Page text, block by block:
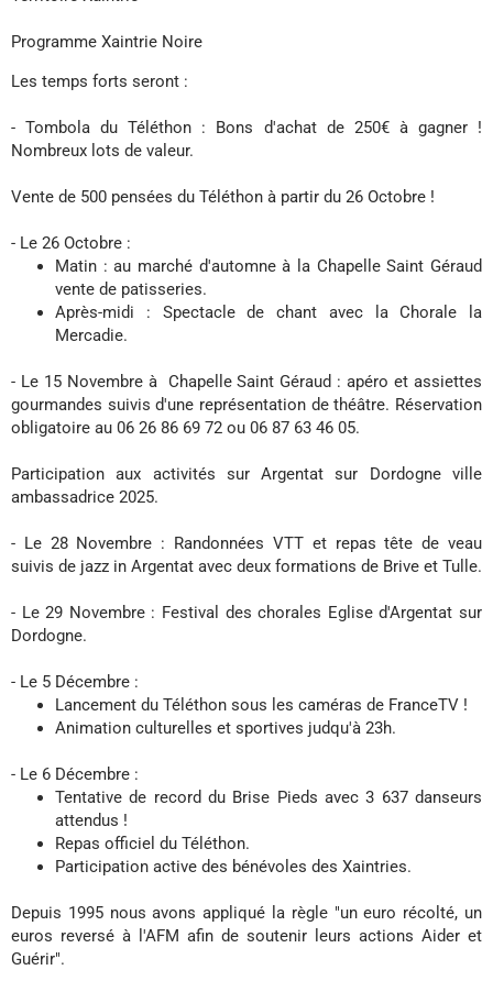
Programme Xaintrie Noire
Les temps forts seront :
- Tombola du Téléthon : Bons d'achat de 250€ à gagner !
Nombreux lots de valeur.
Vente de 500 pensées du Téléthon à partir du 26 Octobre !
- Le 26 Octobre :
Matin : au marché d'automne à la Chapelle Saint Géraud
vente de patisseries.
Après-midi : Spectacle de chant avec la Chorale la
Mercadie.
- Le 15 Novembre à Chapelle Saint Géraud : apéro et assiettes
gourmandes suivis d'une représentation de théâtre. Réservation
obligatoire au 06 26 86 69 72 ou 06 87 63 46 05.
Participation aux activités sur Argentat sur Dordogne ville
ambassadrice 2025.
- Le 28 Novembre : Randonnées VTT et repas tête de veau
suivis de jazz in Argentat avec deux formations de Brive et Tulle.
- Le 29 Novembre : Festival des chorales Eglise d'Argentat sur
Dordogne.
- Le 5 Décembre :
Lancement du Téléthon sous les caméras de FranceTV !
Animation culturelles et sportives judqu'à 23h.
- Le 6 Décembre :
Tentative de record du Brise Pieds avec 3 637 danseurs
attendus !
Repas officiel du Téléthon.
Participation active des bénévoles des Xaintries.
Depuis 1995 nous avons appliqué la règle "un euro récolté, un
euros reversé à l'AFM afin de soutenir leurs actions Aider et
Guérir".